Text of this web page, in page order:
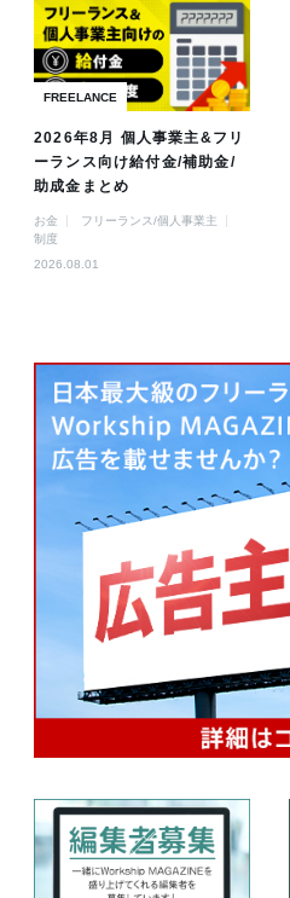
FREELANCE
2026年8月 個人事業主&フリ
ーランス向け給付金/補助金/
助成金まとめ
お金
フリーランス/個人事業主
制度
2026.08.01